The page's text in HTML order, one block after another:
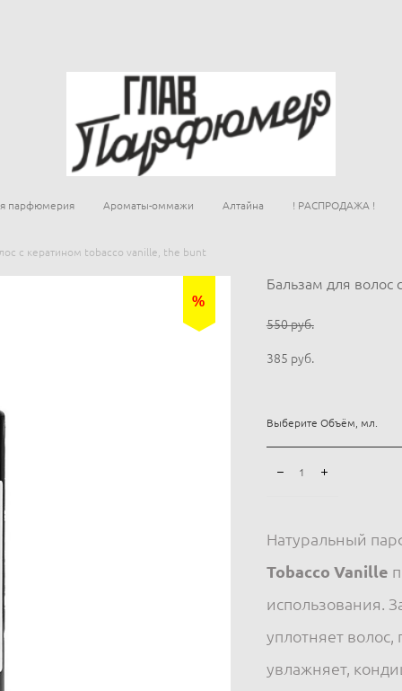
парфюмерия Ароматы-оммажи Алтайна ! РАСПРОДАЖА !
с кератином tobacco vanille, the bunt
%
Бальзам для волос
550 pуб.
385 pуб.
Выберите Объём, мл.
Натуральный
Tobacco Vanille
использования.
уплотняет волос,
увлажняет,